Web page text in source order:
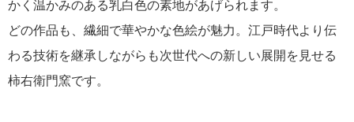
かく温かみのある乳白色の素地があげられます。
どの作品も、繊細で華やかな色絵が魅力。江戸時代より伝
わる技術を継承しながらも次世代への新しい展開を見せる
柿右衛門窯です。